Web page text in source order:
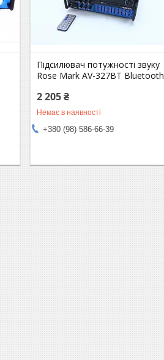
Підсилювач потужності звуку
Rose Mark AV-327BT Bluetooth
2 205 ₴
Немає в наявності
+380 (98) 586-66-39